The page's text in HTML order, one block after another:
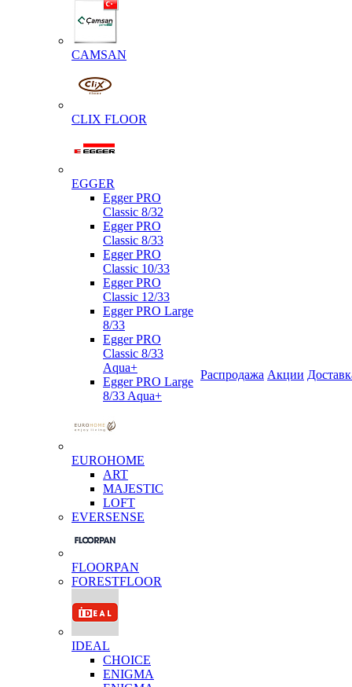
CAMSAN
CLIX FLOOR
EGGER
Egger PRO
Classic 8/32
Egger PRO
Classic 8/33
Egger PRO
Classic 10/33
Egger PRO
Classic 12/33
Egger PRO Large
8/33
Egger PRO
Classic 8/33
Aqua+
Egger PRO Large
8/33 Aqua+
EUROHOME
ART
MAJESTIC
LOFT
EVERSENSE
FLOORPAN
FORESTFLOOR
IDEAL
CHOICE
ENIGMA
Распродажа Акции